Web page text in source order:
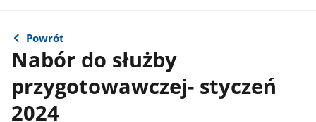
Powrót
Nabór do służby
przygotowawczej- styczeń
2024